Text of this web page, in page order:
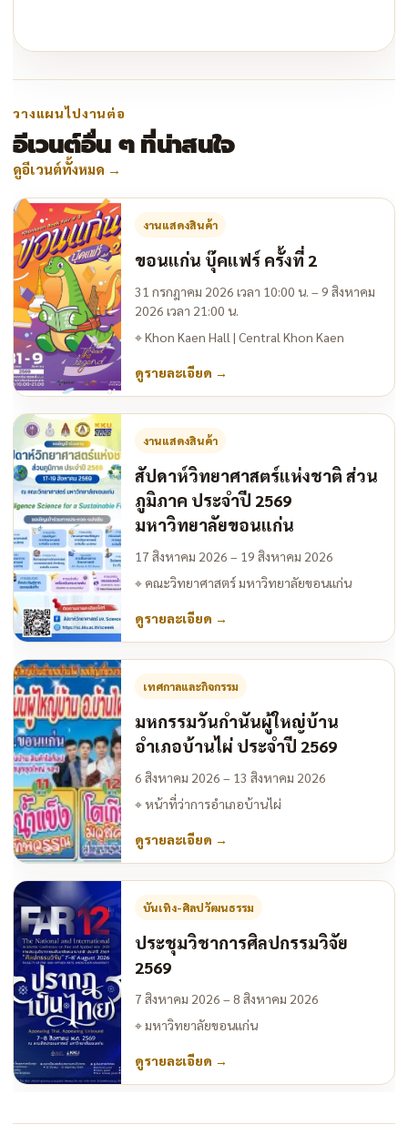
วางแผนไปงานต่อ
อีเวนต์อื่น ๆ ที่น่าสนใจ
ดูอีเวนต์ทั้งหมด →
งานแสดงสินค้า
ขอนแก่น บุ๊คแฟร์ ครั้งที่ 2
31 กรกฎาคม 2026 เวลา 10:00 น. – 9 สิงหาคม
2026 เวลา 21:00 น.
⌖Khon Kaen Hall | Central Khon Kaen
ดูรายละเอียด →
งานแสดงสินค้า
สัปดาห์วิทยาศาสตร์แห่งชาติ ส่วน
ภูมิภาค ประจำปี 2569
มหาวิทยาลัยขอนแก่น
17 สิงหาคม 2026 – 19 สิงหาคม 2026
⌖ คณะวิทยาศาสตร์ มหาวิทยาลัยขอนแก่น
ดูรายละเอียด →
เทศกาลและกิจกรรม
มหกรรมวันกำนันผู้ใหญ่บ้าน
อำเภอบ้านไผ่ ประจำปี 2569
6 สิงหาคม 2026 – 13 สิงหาคม 2026
⌖ หน้าที่ว่าการอำเภอบ้านไผ่
ดูรายละเอียด →
บันเทิง-ศิลปวัฒนธรรม
ประชุมวิชาการศิลปกรรมวิจัย
2569
7 สิงหาคม 2026 – 8 สิงหาคม 2026
⌖มหาวิทยาลัยขอนแก่น
ดูรายละเอียด →